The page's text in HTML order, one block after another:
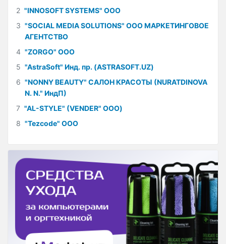
2 "INNOSOFT SYSTEMS" ООО
3 "SOCIAL MEDIA SOLUTIONS" ООО МАРКЕТИНГОВОЕ
АГЕНТСТВО
4 "ZORGO" ООО
5 "AstraSoft" Инд. пр. (ASTRASOFT.UZ)
6 "NONNY BEAUTY" САЛОН КРАСОТЫ (NURATDINOVA
N. N." ИндП)
7 "AL-STYLE" (VENDER" ООО)
8 "Tezcode" ООО